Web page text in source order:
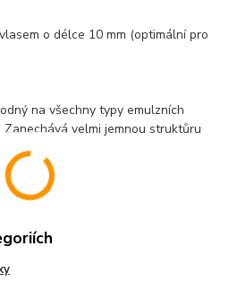
o délce 10 mm (optimální pro
na všechny typy emulzních
velmi jemnou struktůru